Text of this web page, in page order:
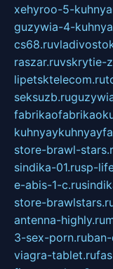
xehyroo-5-
guzywia-4-
cs68.ru
raszar.ruvskrytie-
lipetsktelecom.ru
seksuzb.ru
store-brawl-
sindika-01.rusp-
e-abis-1-c.ru
store-
antenna-highly.ru
3-sex-porn.ru
viagra-tablet.ru